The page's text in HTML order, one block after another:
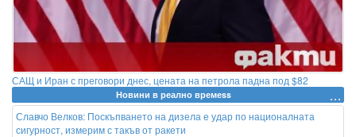
САЩ и Иран с преговори днес, цената на петрола падна под $82
Новини в реално времеss
Славчо Велков: Поскъпването на дизела е удар по националната
сигурност, измерим с такъв от ракети